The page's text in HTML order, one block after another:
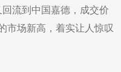
流到中国嘉德，成交价
市场新高，着实让人惊叹